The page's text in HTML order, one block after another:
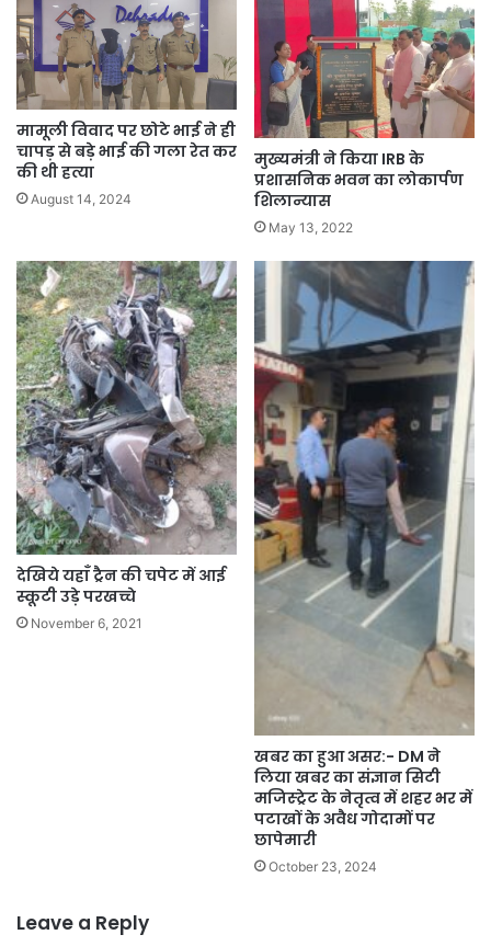
मामूली विवाद पर छोटे भाई ने ही
चापड़ से बड़े भाई की गला रेत कर
की थी हत्या
August 14, 2024
मुख्यमंत्री ने किया IRB के
प्रशासनिक भवन का लोकार्पण
शिलान्यास
May 13, 2022
देखिये यहाँ ट्रैन की चपेट में आई
स्कूटी उड़े परखच्चे
November 6, 2021
खबर का हुआ असर:- DM ने
लिया खबर का संज्ञान सिटी
मजिस्ट्रेट के नेतृत्व में शहर भर में
पटाखों के अवैध गोदामों पर
छापेमारी
October 23, 2024
Leave a Reply